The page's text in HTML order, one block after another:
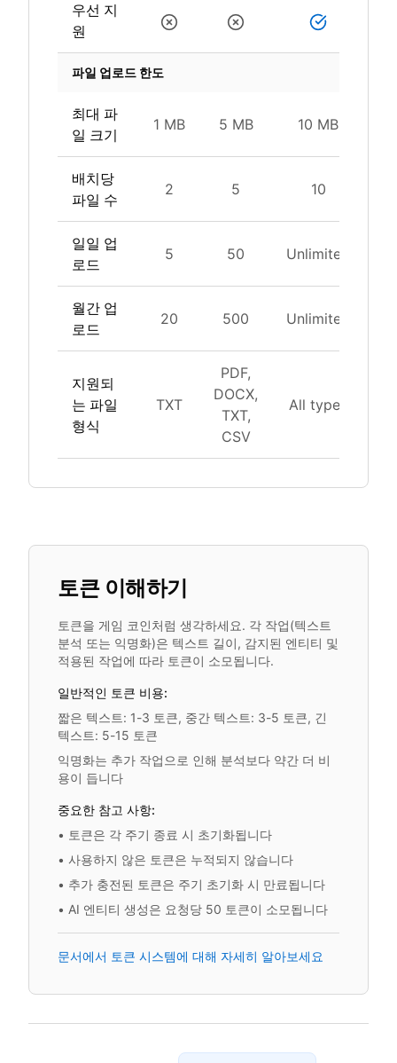
우선 지
원
파일 업로드 한도
최대 파
일 크기
1 MB 5 MB 10 MB
배치당
파일 수
2 5 10
일일 업
로드
5 50 Unlimited
월간 업
로드
20 500 Unlimited
지원되
는 파일
형식
TXT
PDF,
DOCX,
TXT,
CSV
All types
토큰 이해하기
토큰을 게임 코인처럼 생각하세요. 각 작업(텍스트
분석 또는 익명화)은 텍스트 길이, 감지된 엔티티 및
적용된 작업에 따라 토큰이 소모됩니다.
일반적인 토큰 비용:
짧은 텍스트: 1-3 토큰, 중간 텍스트: 3-5 토큰, 긴
텍스트: 5-15 토큰
익명화는 추가 작업으로 인해 분석보다 약간 더 비
용이 듭니다
중요한 참고 사항:
• 토큰은 각 주기 종료 시 초기화됩니다
• 사용하지 않은 토큰은 누적되지 않습니다
• 추가 충전된 토큰은 주기 초기화 시 만료됩니다
• AI 엔티티 생성은 요청당 50 토큰이 소모됩니다
문서에서 토큰 시스템에 대해 자세히 알아보세요